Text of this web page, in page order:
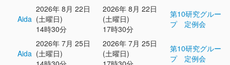
Aida
2026年 8月 22日
(土曜日)
14時30分
2026年 8月 22日
(土曜日)
17時30分
第10研究グルー
プ 定例会
Aida
2026年 7月 25日
(土曜日)
2026年 7月 25日
(土曜日)
第10研究グルー
プ 定例会